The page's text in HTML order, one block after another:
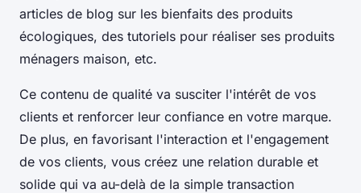
articles de blog sur les bienfaits des produits
écologiques, des tutoriels pour réaliser ses produits
ménagers maison, etc.
Ce contenu de qualité va susciter l'intérêt de vos
clients et renforcer leur confiance en votre marque.
De plus, en favorisant l'interaction et l'engagement
de vos clients, vous créez une relation durable et
solide qui va au-delà de la simple transaction